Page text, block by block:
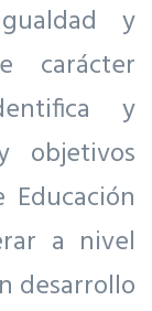
y
carácter
y
objetivos
a nivel
desarrollo